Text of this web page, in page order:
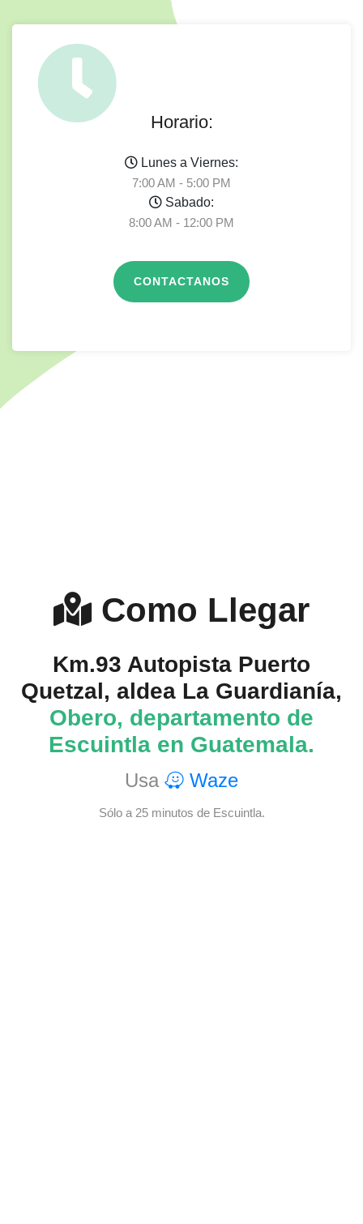
Horario:
Lunes a Viernes:
7:00 AM - 5:00 PM
Sabado:
8:00 AM - 12:00 PM
CONTACTANOS
Como Llegar
Km.93 Autopista Puerto
Quetzal, aldea La Guardianía,
Obero, departamento de
Escuintla en Guatemala.
Usa Waze
Sólo a 25 minutos de Escuintla.